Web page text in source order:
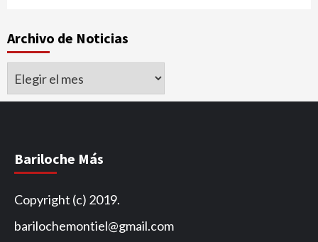
Archivo de Noticias
Archivo
de
Bariloche Más
Copyright (c) 2019.
barilochemontiel@gmail.com